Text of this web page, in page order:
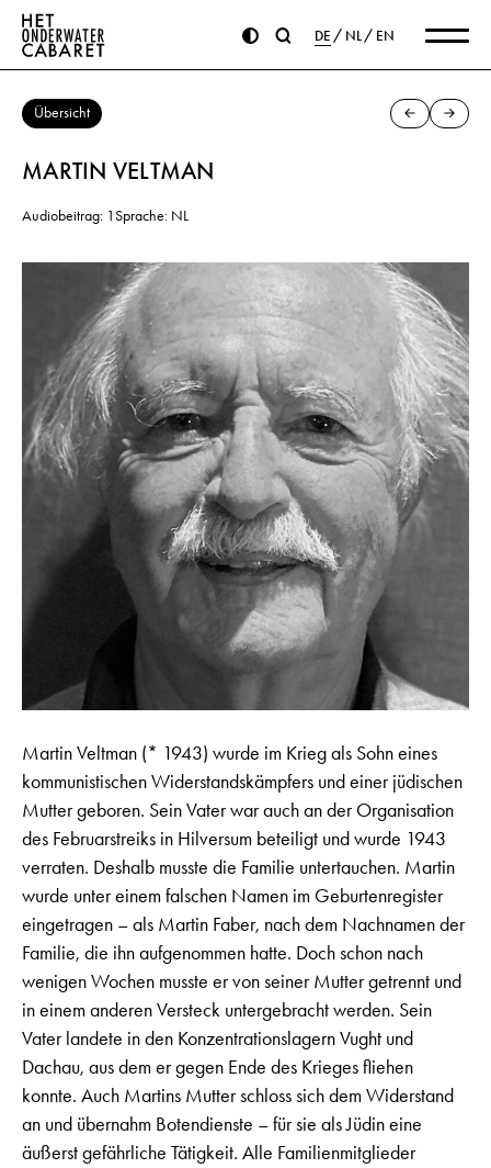
DE NL EN
Übersicht
MARTIN VELTMAN
Audiobeitrag: 1Sprache: NL
Martin Veltman (* 1943) wurde im Krieg als Sohn eines
kommunistischen Widerstandskämpfers und einer jüdischen
Mutter geboren. Sein Vater war auch an der Organisation
des Februarstreiks in Hilversum beteiligt und wurde 1943
verraten. Deshalb musste die Familie untertauchen. Martin
wurde unter einem falschen Namen im Geburtenregister
eingetragen – als Martin Faber, nach dem Nachnamen der
Familie, die ihn aufgenommen hatte. Doch schon nach
wenigen Wochen musste er von seiner Mutter getrennt und
in einem anderen Versteck untergebracht werden. Sein
Vater landete in den Konzentrationslagern Vught und
Dachau, aus dem er gegen Ende des Krieges fliehen
konnte. Auch Martins Mutter schloss sich dem Widerstand
an und übernahm Botendienste – für sie als Jüdin eine
äußerst gefährliche Tätigkeit. Alle Familienmitglieder